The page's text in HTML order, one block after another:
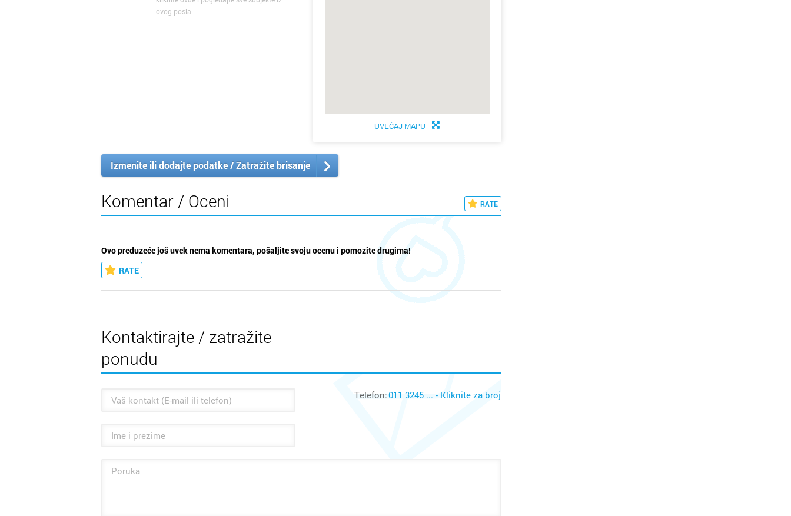
ovog posla
UVEĆAJ MAPU
Izmenite ili dodajte podatke / Zatražite brisanje
Komentar / Oceni RATE
Ovo preduzeće još uvek nema komentara, pošaljite svoju ocenu i pomozite drugima!
RATE
Kontaktirajte / zatražite
ponudu
Telefon:011 3245 ... - Kliknite za broj